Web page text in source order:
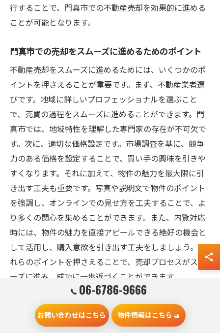
行することで、門真市での不動産売却を効果的に進める
ことが可能となります。
門真市での売却をスムーズに進めるためのポイント
不動産売却をスムーズに進めるためには、いくつかのポ
イントを押さえることが重要です。まず、不動産業者選
びです。地域に詳しいプロフェッショナルを選ぶこと
で、売買の過程をスムーズに進めることができます。門
真市では、地域特性を理解した専門家の存在が不可欠で
す。次に、適切な価格設定です。市場調査を基に、競争
力のある価格を設定することで、買い手の興味を引きや
すくなります。それに加えて、物件の魅力を最大限に引
き出す工夫も重要です。写真や説明文で物件のポイント
を強調し、オンラインでの見せ方を工夫することで、よ
り多くの関心を集めることができます。また、内覧対応
時には、物件の魅力を直接アピールできる絶好の機会と
して活用し、購入意欲を引き出す工夫をしましょう。こ
れらのポイントを押さえることで、売却プロセスがスム
ーズに進み、成功に一歩近づくことができます。
門真市での売却成功に向けた合理的な手順
不動産売却を成功させるためには、計画的かつ合理的な
06-6786-9666
お問い合わせはこちら 物件情報はこちら